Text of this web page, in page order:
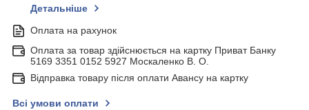
Детальніше
Оплата на рахунок
Оплата за товар здійснюється на картку Приват Банку
5169 3351 0152 5927 Москаленко В. О.
Відправка товару після оплати Авансу на картку
Всі умови оплати